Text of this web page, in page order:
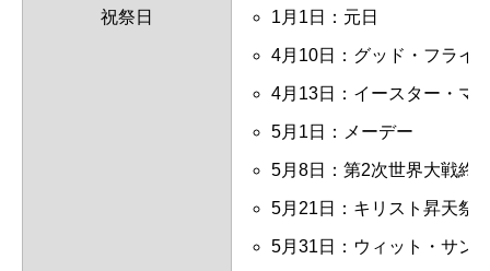
祝祭日 1月1日： 元日
4月10日： グッド・フライ
4月13日： イースター・マ
5月1日： メーデー
5月8日： 第2次世界大戦終
5月21日： キリスト昇天祭
5月31日： ウィット・サン